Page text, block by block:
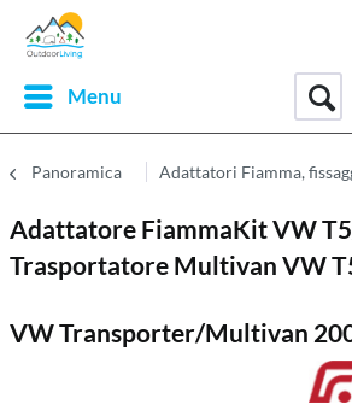
Menu
Panoramica Adattatori Fiamma,
Adattatore FiammaKit VW
Trasportatore Multivan VW
VW Transporter/Multivan